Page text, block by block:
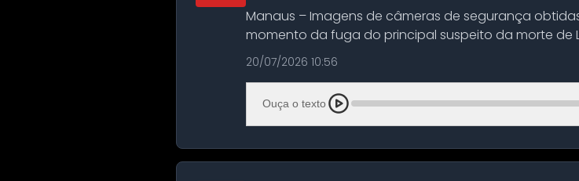
Manaus – Imagens de câmeras de segurança
momento da fuga do principal suspeito da morte de
noite deste último d...
20/07/2026 10:56
Ouça o texto